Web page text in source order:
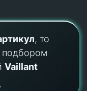
, то
подбором
Vaillant